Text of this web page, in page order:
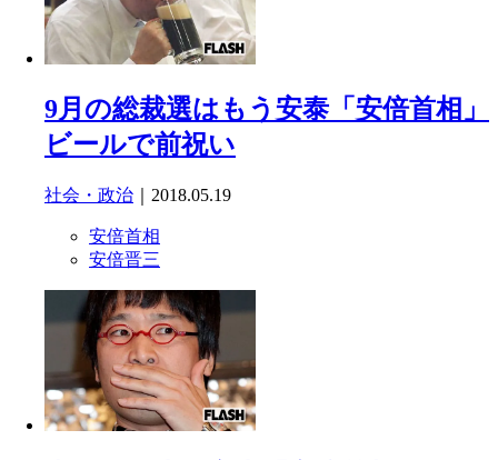
9月の総裁選はもう安泰「安倍首相」
ビールで前祝い
社会・政治 ｜2018.05.19
安倍首相
安倍晋三